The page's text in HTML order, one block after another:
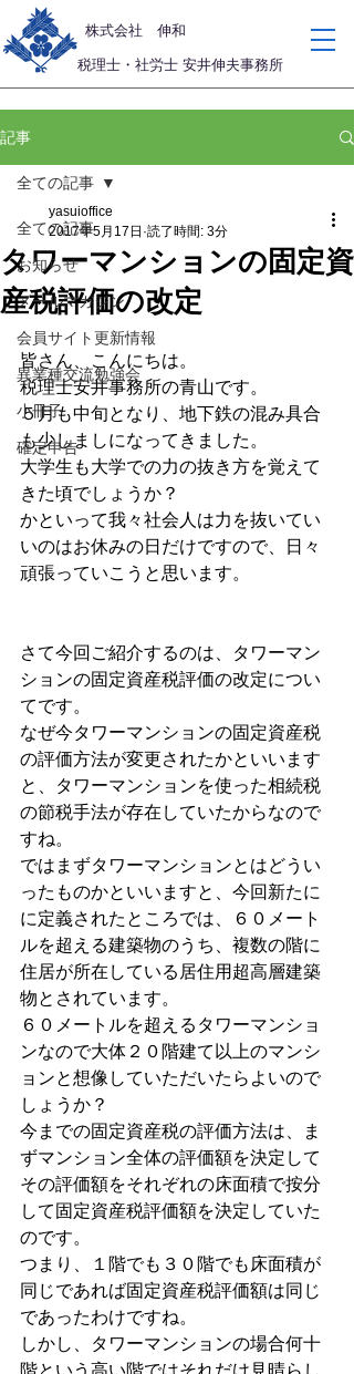
​株式会社 伸和
税理士・社労士 安井伸夫事務所
記事
全ての記事
お知らせ
メールマガジン
会員サイト更新情報
異業種交流勉強会
小冊子
確定申告
全ての記事
タワーマンションの固定資
産税評価の改定
yasuioffice
2017年5月17日 読了時間: 3分
皆さん、こんにちは。
税理士安井事務所の青山です。
５月も中旬となり、地下鉄の混み具合
も少しましになってきました。
大学生も大学での力の抜き方を覚えて
きた頃でしょうか？
かといって我々社会人は力を抜いてい
いのはお休みの日だけですので、日々
頑張っていこうと思います。
さて今回ご紹介するのは、タワーマン
ションの固定資産税評価の改定につい
てです。
なぜ今タワーマンションの固定資産税
の評価方法が変更されたかといいます
と、タワーマンションを使った相続税
の節税手法が存在していたからなので
すね。
ではまずタワーマンションとはどうい
ったものかといいますと、今回新たに
に定義されたところでは、６０メート
ルを超える建築物のうち、複数の階に
住居が所在している居住用超高層建築
物とされています。
６０メートルを超えるタワーマンショ
ンなので大体２０階建て以上のマンシ
ョンと想像していただいたらよいので
しょうか？
今までの固定資産税の評価方法は、ま
ずマンション全体の評価額を決定して
その評価額をそれぞれの床面積で按分
して固定資産税評価額を決定していた
のです。
つまり、１階でも３０階でも床面積が
同じであれば固定資産税評価額は同じ
であったわけですね。
しかし、タワーマンションの場合何十
階という高い階ではそれだけ見晴らし